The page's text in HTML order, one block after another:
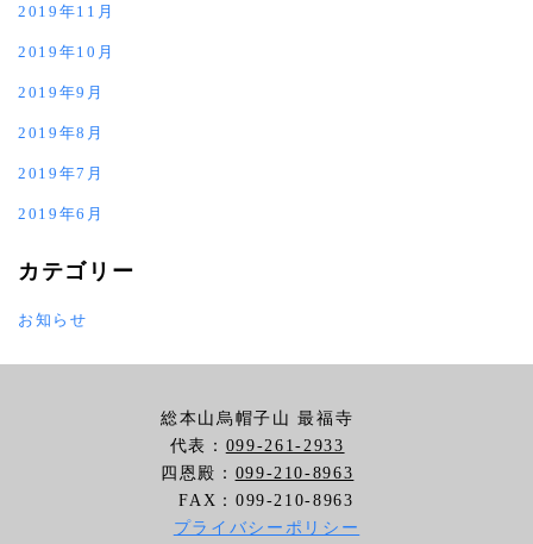
2019年11月
2019年10月
2019年9月
2019年8月
2019年7月
2019年6月
カテゴリー
お知らせ
総本山烏帽子山 最福寺
代表： 099-261-2933
四恩殿： 099-210-8963
FAX：099-210-8963
プライバシーポリシー